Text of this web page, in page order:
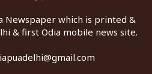
Newspaper which is printed &
& first Odia mobile news site.